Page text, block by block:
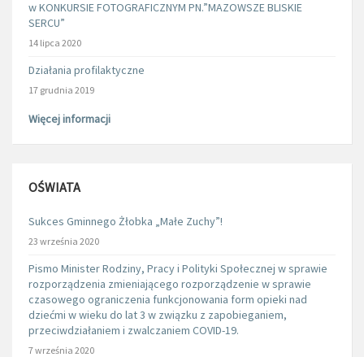
w KONKURSIE FOTOGRAFICZNYM PN.”MAZOWSZE BLISKIE
SERCU”
14 lipca 2020
Działania profilaktyczne
17 grudnia 2019
Więcej informacji
OŚWIATA
Sukces Gminnego Żłobka „Małe Zuchy”!
23 września 2020
Pismo Minister Rodziny, Pracy i Polityki Społecznej w sprawie
rozporządzenia zmieniającego rozporządzenie w sprawie
czasowego ograniczenia funkcjonowania form opieki nad
dziećmi w wieku do lat 3 w związku z zapobieganiem,
przeciwdziałaniem i zwalczaniem COVID-19.
7 września 2020